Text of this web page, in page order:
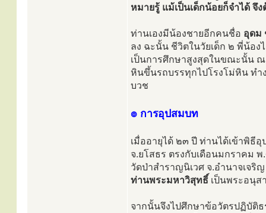
หมายรู้ แม้เป็นเด็กน้อยก็จำได้ จึ
ท่านเองมีน้องชายอีกคนชื่อ อุดม
ลง ฉะนั้น ชีวิตในวัยเด็ก ๒ พี่น้อ
เป็นการศึกษาสูงสุดในขณะนั้น ณ
หินขึ้นรถบรรทุกไปโรงโม่หิน ทำ
บวช
๏ การอุปสมบท
เมื่ออายุได้ ๒๓ ปี ท่านได้เข้าพิธี
จ.ยโสธร ตรงกับเดือนมกราคม
วัดป่าสำราญนิเวศ จ.อำนาจเจริ
ท่านพระมหาวิสุทธิ์ เป็นพระอนุส
จากนั้นจึงไปศึกษาข้อวัตรปฏิบัติธ